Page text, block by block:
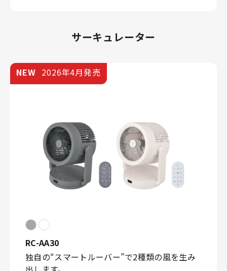
サーキュレーター
NEW 2026年4月発売
RC-AA30
独自の“スマートルーバー”で2種類の風を生み